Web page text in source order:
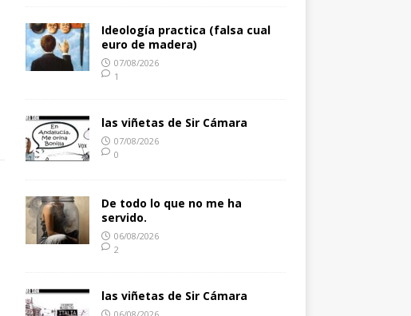
Ideología practica (falsa cual
euro de madera)
07/08/2026
1
las viñetas de Sir Cámara
07/08/2026
0
De todo lo que no me ha
servido.
06/08/2026
2
las viñetas de Sir Cámara